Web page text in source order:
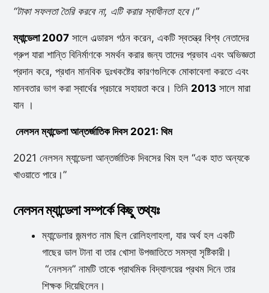
“টাকা সফলতা তৈরি করবে না, এটি করার স্বাধীনতা হবে।”
ম্যান্ডেলা 2007সালে এল্ডারস গঠন করেন, একটি স্বতন্ত্র বিশ্ব নেতাদের
গ্রুপ যারা শান্তি বিনির্মাণকে সমর্থন করার জন্য তাদের প্রভাব এবং অভিজ্ঞতা
প্রদান করে, প্রধান মানবিক দুঃখকষ্টের কারণগুলিকে মোকাবেলা করতে এবং
মানবতার ভাগ করা স্বার্থের প্রচারে সহায়তা করে। তিনি 2013সালে মারা
যান ।
নেলসন ম্যান্ডেলা আন্তর্জাতিক দিবস 2021: থিম
2021 নেলসন ম্যান্ডেলা আন্তর্জাতিক দিবসের থিম হল “এক হাত অন্যকে
খাওয়াতে পারে।”
নেলসন ম্যান্ডেলা সম্পর্কে কিছু তথ্যঃ
ম্যান্ডেলার জন্মগত নাম ছিল রোলিহলাহলা, যার অর্থ হল একটি
গাছের ডাল টানা বা তার খোসা উপজাতিতে সমস্যা সৃষ্টিকারী।
“নেলসন” নামটি তাকে প্রাথমিক বিদ্যালয়ের প্রথম দিনে তার
শিক্ষক দিয়েছিলেন।